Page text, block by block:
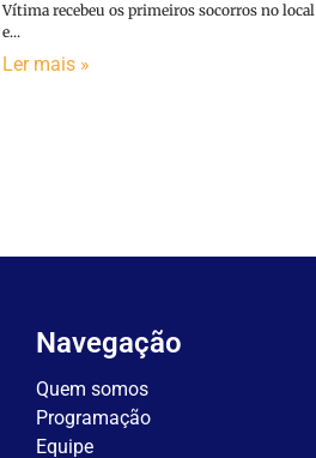
Vítima recebeu os primeiros socorros no local
e...
Ler mais »
Navegação
Quem somos
Programação
Equipe